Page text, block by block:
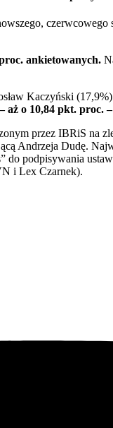
ankietowanych.
Kaczyński
aż o 10,84 pkt. proc.
przez IBRiS na
Andrzeja Dudę.
podpisywania
i Lex Czarnek).